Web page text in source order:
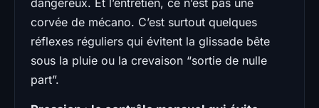
corvée de mécano. C’est surtout quelques
réflexes réguliers qui évitent la glissade bête
sous la pluie ou la crevaison “sortie de nulle
part”.